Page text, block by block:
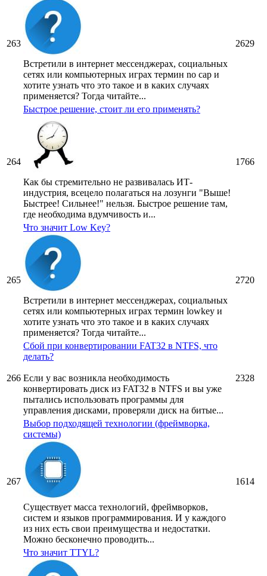
263
Встретили в интернет мессенджерах, социальных
сетях или компьютерных играх термин no cap и
хотите узнать что это такое и в каких случаях
применяется? Тогда читайте...
2629
264
Быстрое решение, стоит ли его применять?
Как бы стремительно не развивалась ИТ-
индустрия, всецело полагаться на лозунги "Выше!
Быстрее! Сильнее!" нельзя. Быстрое решение там,
где необходима вдумчивость и...
1766
265
Что значит Low Key?
Встретили в интернет мессенджерах, социальных
сетях или компьютерных играх термин lowkey и
хотите узнать что это такое и в каких случаях
применяется? Тогда читайте...
2720
266
Сбой при конвертировании FAT32 в NTFS, что
делать?
Если у вас возникла необходимость
конвертировать диск из FAT32 в NTFS и вы уже
пытались использовать программы для
управления дисками, проверяли диск на битые...
2328
267
Выбор подходящей технологии (фреймворка,
системы)
Существует масса технологий, фреймворков,
систем и языков программирования. И у каждого
из них есть свои преимущества и недостатки.
Можно бесконечно проводить...
1614
Что значит TTYL?